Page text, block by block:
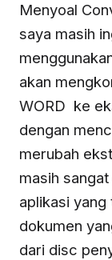
Menyoal
saya masih
akan
WORD ke
dengan
merubah
masih
aplikasi
dokumen
dari disc